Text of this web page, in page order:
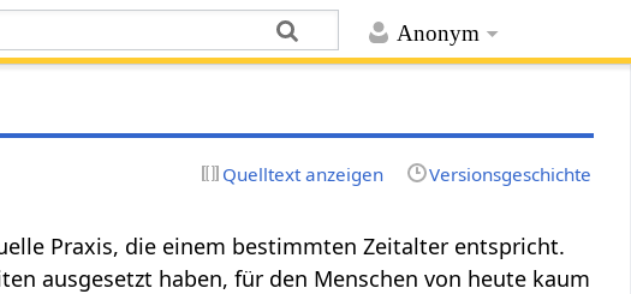
Anonym
Quelltext anzeigen Versionsgeschichte
Praxis, die einem bestimmten Zeitalter entspricht.
ausgesetzt haben, für den Menschen von heute kaum